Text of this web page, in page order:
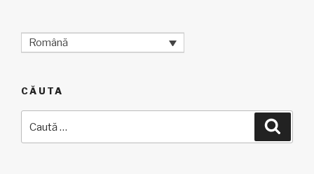
Română
CĂUTA
după: